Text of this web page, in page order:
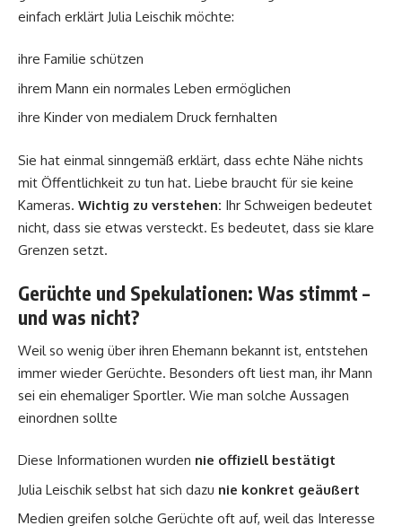
einfach erklärt Julia Leischik möchte:
ihre Familie schützen
ihrem Mann ein normales Leben ermöglichen
ihre Kinder von medialem Druck fernhalten
Sie hat einmal sinngemäß erklärt, dass echte Nähe nichts
mit Öffentlichkeit zu tun hat. Liebe braucht für sie keine
Kameras. Wichtig zu verstehen: Ihr Schweigen bedeutet
nicht, dass sie etwas versteckt. Es bedeutet, dass sie klare
Grenzen setzt.
Gerüchte und Spekulationen: Was stimmt –
und was nicht?
Weil so wenig über ihren Ehemann bekannt ist, entstehen
immer wieder Gerüchte. Besonders oft liest man, ihr Mann
sei ein ehemaliger Sportler. Wie man solche Aussagen
einordnen sollte
Diese Informationen wurden nie offiziell bestätigt
Julia Leischik selbst hat sich dazu nie konkret geäußert
Medien greifen solche Gerüchte oft auf, weil das Interesse